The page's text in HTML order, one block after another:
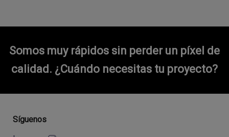
Somos muy rápidos sin perder un píxel de
calidad. ¿Cuándo necesitas tu proyecto?
Síguenos